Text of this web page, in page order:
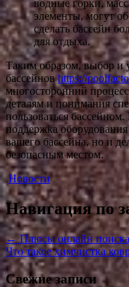
водные горки,
элементы, могут
сделать бассейн
для отдыха.
Таким образом, выбор и
бассейновhttps://
многосторонний
деталям и понимания
пользоваться
поддержка
вашего бассейна, но и
безопасным местом.
Новости
Навигация по
←Плюсы онлайн поиска
Что такое химчистка
Свежие записи